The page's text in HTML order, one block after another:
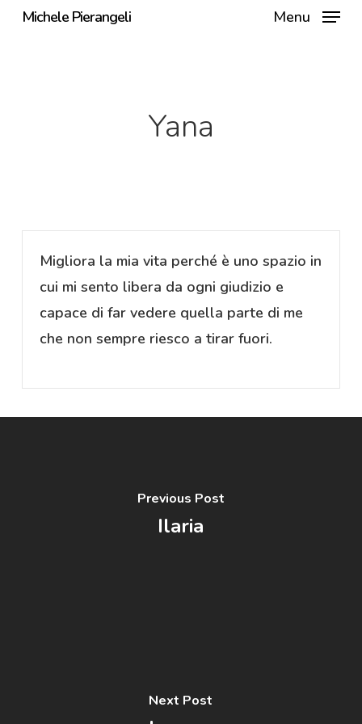
SkipMichele Pierangeli Menu
Yana
Migliora la mia vita perché è uno spazio in
cui mi sento libera da ogni giudizio e
capace di far vedere quella parte di me
che non sempre riesco a tirar fuori.
Previous Post
Ilaria
Next Post